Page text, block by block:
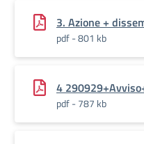
3. Azione +
pdf - 801 kb
4
pdf - 787 kb